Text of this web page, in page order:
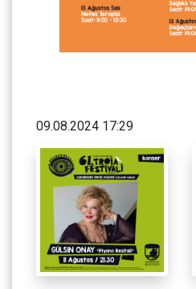
09.08.2024 17:29